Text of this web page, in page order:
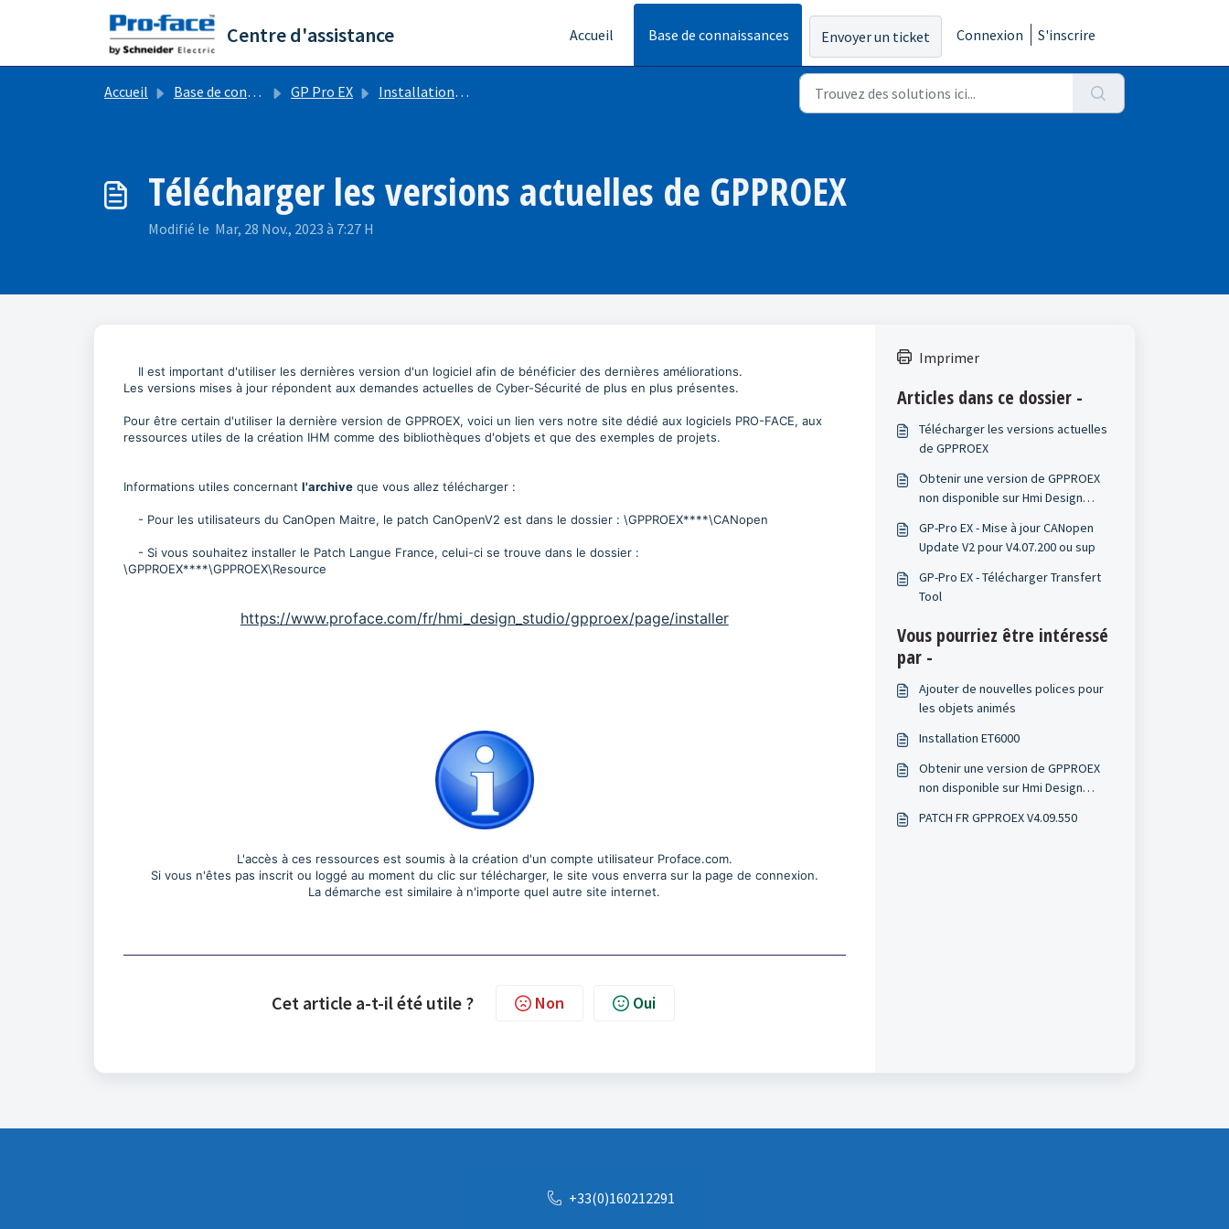
Centre d'assistance Accueil Base de connaissances Envoyer un ticket Connexion S'inscrire
Accueil Base de connaissances GP Pro EX Installation logiciel
Télécharger les versions actuelles de GPPROEX
Modifié le Mar, 28 Nov., 2023 à 7:27 H
Il est important d'utiliser les dernières version d'un logiciel afin de bénéficier des dernières améliorations.
Les versions mises à jour répondent aux demandes actuelles de Cyber-Sécurité de plus en plus présentes.
Pour être certain d'utiliser la dernière version de GPPROEX, voici un lien vers notre site dédié aux logiciels PRO-FACE, aux
ressources utiles de la création IHM comme des bibliothèques d'objets et que des exemples de projets.
Informations utiles concernant l'archive que vous allez télécharger :
- Pour les utilisateurs du CanOpen Maitre, le patch CanOpenV2 est dans le dossier : \GPPROEX****\CANopen
- Si vous souhaitez installer le Patch Langue France, celui-ci se trouve dans le dossier :
\GPPROEX****\GPPROEX\Resource
https://www.proface.com/fr/hmi_design_studio/gpproex/page/installer
L'accès à ces ressources est soumis à la création d'un compte utilisateur Proface.com.
Si vous n'êtes pas inscrit ou loggé au moment du clic sur télécharger, le site vous enverra sur la page de connexion.
La démarche est similaire à n'importe quel autre site internet.
Cet article a-t-il été utile ? Non Oui
Imprimer
Articles dans ce dossier -
Télécharger les versions actuelles
de GPPROEX
Obtenir une version de GPPROEX
non disponible sur Hmi Design
GP-Pro EX - Mise à jour CANopen
Update V2 pour V4.07.200 ou sup
GP-Pro EX - Télécharger Transfert
Tool
Vous pourriez être intéressé
par -
Ajouter de nouvelles polices pour
les objets animés
Installation ET6000
Obtenir une version de GPPROEX
non disponible sur Hmi Design
PATCH FR GPPROEX V4.09.550
+33(0)160212291